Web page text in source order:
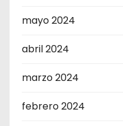
mayo 2024
abril 2024
marzo 2024
febrero 2024